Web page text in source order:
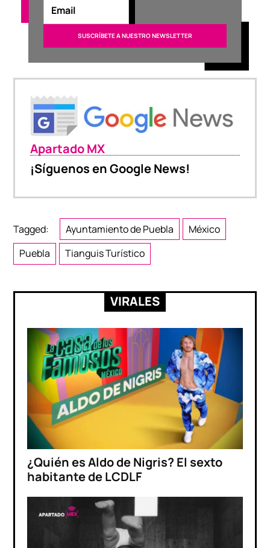
Apartado MX
¡Síguenos en Google News!
Tagged: Ayuntamiento de Puebla
México
Puebla
Tianguis Turístico
VIRALES
¿Quién es Aldo de Nigris? El sexto
habitante de LCDLF